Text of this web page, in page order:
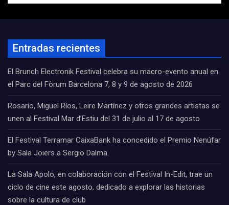
Entradas recientes
El Brunch Electronik Festival celebra su macro-evento anual en
el Parc del Fòrum Barcelona 7, 8 y 9 de agosto de 2026
Rosario, Miguel Ríos, Leire Martínez y otros grandes artistas se
unen al Festival Mar d’Estiu del 31 de julio al 17 de agosto
El Festival Terramar CaixaBank ha concedido el Premio Nenúfar
by Sala Joiers a Sergio Dalma.
La Sala Apolo, en colaboración con el Festival In-Edit, trae un
ciclo de cine este agosto, dedicado a explorar las historias
sobre la cultura de club